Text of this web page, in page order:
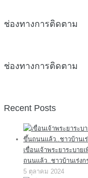
ช่องทางการติดตาม
ช่องทางการติดตาม
Recent Posts
เขื่อนเจ้าพระยาระบา
ถนนแล้ว..ชาวบ้านเร่ง
5 ตุลาคม 2024